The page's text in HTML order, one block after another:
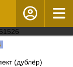
(дублёр)